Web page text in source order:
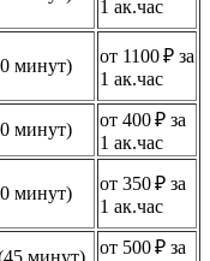
1 ак.час
минут)
от 1100 ₽ за
1 ак.час
минут)
от 400 ₽ за
1 ак.час
минут)
от 350 ₽ за
1 ак.час
от 500 ₽ за